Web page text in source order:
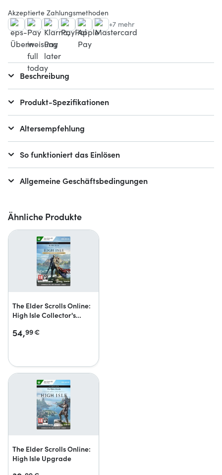
Ähnliche Produkte
The Elder Scrolls Online:
High Isle Collector's
54,99€
The Elder Scrolls Online:
High Isle Upgrade
Akzeptierte Zahlungsmethoden
+7 mehr
Beschreibung
Produkt-Spezifikationen
Altersempfehlung
So funktioniert das Einlösen
Allgemeine Geschäftsbedingungen